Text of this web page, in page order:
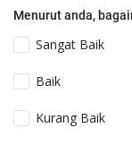
Menurut anda,
Sangat Baik
Baik
Kurang Baik